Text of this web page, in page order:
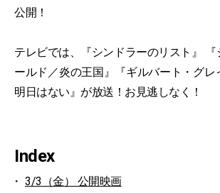
公開！
テレビでは、『シンドラーのリスト』 『
ールド／炎の王国』『ギルバート・グレ
明日はない』が放送！お見逃しなく！
Index
3/3（金） 公開映画